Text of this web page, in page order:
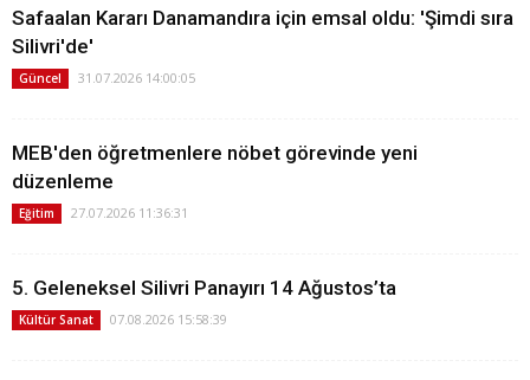
Safaalan Kararı Danamandıra için emsal oldu: 'Şimdi sıra
Silivri'de'
Güncel 31.07.2026 14:00:05
MEB'den öğretmenlere nöbet görevinde yeni
düzenleme
Eğitim 27.07.2026 11:36:31
5. Geleneksel Silivri Panayırı 14 Ağustos’ta
Kültür Sanat 07.08.2026 15:58:39